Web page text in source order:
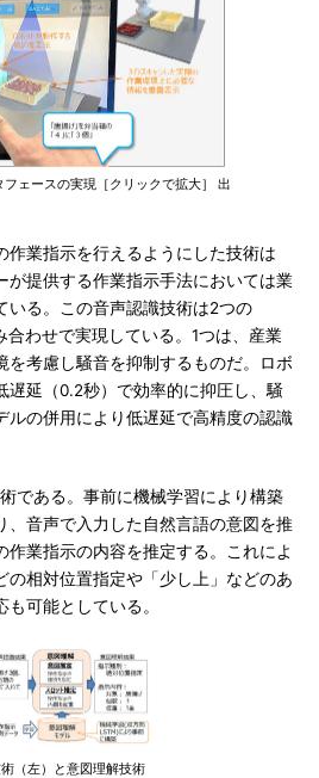
ェースの実現［クリックで拡大］ 出
業指示を行えるようにした技術は
が提供する作業指示手法においては業
いる。この音声認識技術は2つの
合わせで実現している。1つは、産業
を考慮し騒音を抑制するものだ。ロボ
遅延（0.2秒）で効率的に抑圧し、騒
ルの併用により低遅延で高精度の認識
である。事前に機械学習により構築
、音声で入力した自然言語の意図を推
作業指示の内容を推定する。これによ
の相対位置指定や「少し上」などのあ
可能としている。
（左）と意図理解技術